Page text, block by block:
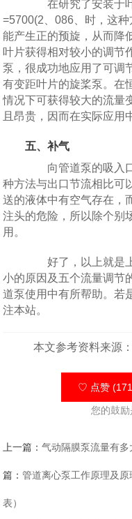
在研究了安装于叶
=5700(2、086、时，这
能产生正的预旋，从而降
叶片获得相对较小的调节
泵，很成功地应用了可调
有变距叶片的旋桨泵。在
情况下可获得较大的流量
且昂贵，因而在实际应用
五、补气
向管道泵的吸入口
种方法与出口节流相比可
送的液体中有空气存在，
注头的危险，所以除个别
用。
好了，以上就是上
小的原因及五个流量调节
道泵使用中有所帮助。若
注本站。
本文参考资料来源：
♡ 点赞
您的鼓励
上一篇：气动隔膜泵流量有多
篇：管道离心泵工作原理及
表）